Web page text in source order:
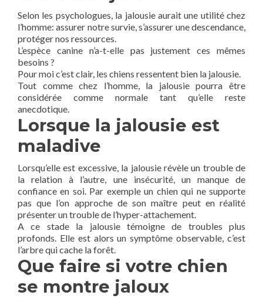
Selon les psychologues, la jalousie aurait une utilité chez
l’homme: assurer notre survie, s’assurer une descendance,
protéger nos ressources.
L’espèce canine n’a-t-elle pas justement ces mêmes
besoins ?
Pour moi c’est clair, les chiens ressentent bien la jalousie.
Tout comme chez l’homme, la jalousie pourra être
considérée comme normale tant qu’elle reste
anecdotique.
Lorsque la jalousie est
maladive
Lorsqu’elle est excessive, la jalousie révèle un trouble de
la relation à l’autre, une insécurité, un manque de
confiance en soi. Par exemple un chien qui ne supporte
pas que l’on approche de son maître peut en réalité
présenter un trouble de l’hyper-attachement.
A ce stade la jalousie témoigne de troubles plus
profonds. Elle est alors un symptôme observable, c’est
l’arbre qui cache la forêt.
Que faire si votre chien
se montre jaloux